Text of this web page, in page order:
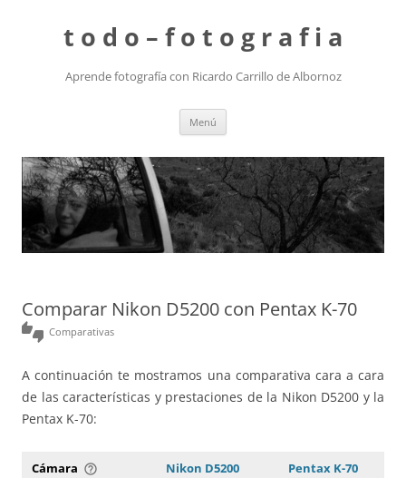
t o d o – f o t o g r a f i a
Aprende fotografía con Ricardo Carrillo de Albornoz
Menú
Comparar Nikon D5200 con Pentax K-70
thumbs_up_down Comparativas
A continuación te mostramos una comparativa cara a cara
de las características y prestaciones de la Nikon D5200 y la
Pentax K-70:
Cámara help_outline Nikon D5200 Pentax K-70